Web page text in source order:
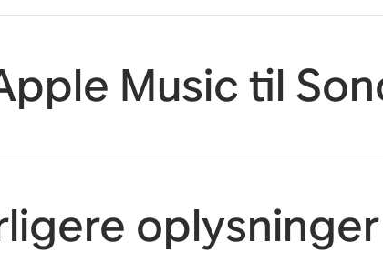
Music til
oplysninger